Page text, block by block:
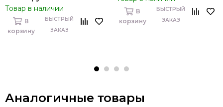
Товар в наличии
В
корзину
БЫСТРЫЙ
ЗАКАЗ
В
корзину
БЫСТРЫЙ
ЗАКАЗ
Аналогичные товары